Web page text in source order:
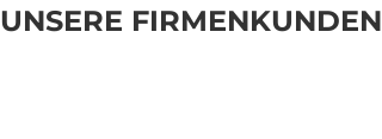
UNSERE FIRMENKUNDEN